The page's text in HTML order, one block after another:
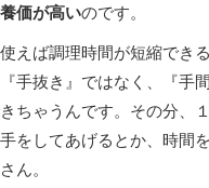
価が高いのです。
えば調理時間が短縮でき
手抜き』ではなく、『手
ちゃうんです。その分、
をしてあげるとか、時間
ん。